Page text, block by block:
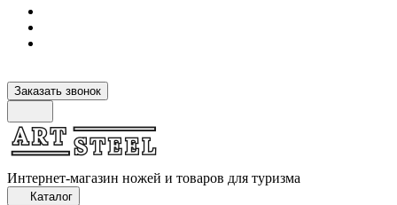
Заказать звонок
Интернет-магазин ножей и товаров для туризма
Каталог